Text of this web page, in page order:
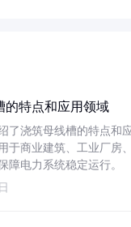
的特点和应用领域
了浇筑母线槽的特点和
于商业建筑、工业厂房
障电力系统稳定运行。